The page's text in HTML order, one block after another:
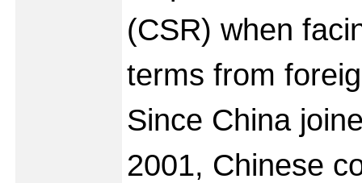
(CSR) when
terms from
Since China
2001, Chinese